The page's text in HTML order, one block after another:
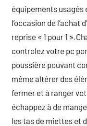
équipements usagés
l’occasion de l’achat
reprise « 1 pour 1
controlez votre pc
poussière pouvant
même altérer des
fermer et à ranger
échappez à de
les tas de miettes et